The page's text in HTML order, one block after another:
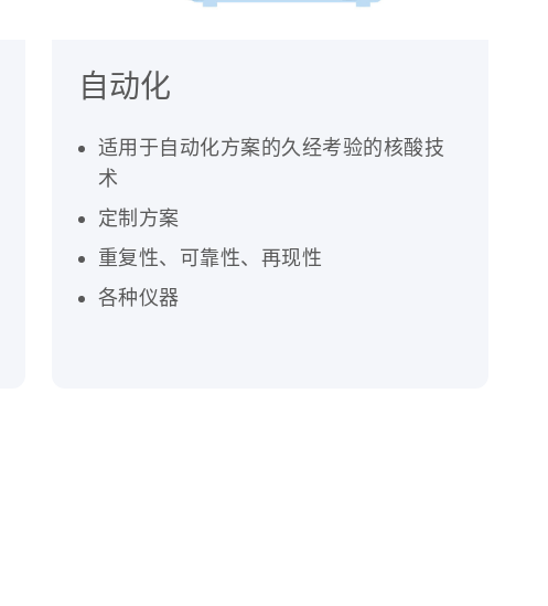
自动化
适用于自动化方案的久经考验的核酸技
术
定制方案
重复性、可靠性、再现性
各种仪器